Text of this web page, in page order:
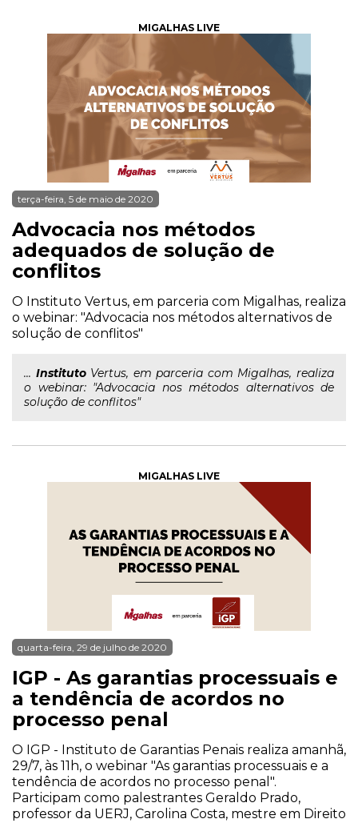
MIGALHAS LIVE
terça-feira, 5 de maio de 2020
Advocacia nos métodos
adequados de solução de
conflitos
O Instituto Vertus, em parceria com Migalhas, realiza
o webinar: "Advocacia nos métodos alternativos de
solução de conflitos"
... InstitutoVertus, em parceria com Migalhas, realiza
o webinar: "Advocacia nos métodos alternativos de
solução de conflitos"
MIGALHAS LIVE
quarta-feira, 29 de julho de 2020
IGP - As garantias processuais e
a tendência de acordos no
processo penal
O IGP - Instituto de Garantias Penais realiza amanhã,
29/7, às 11h, o webinar "As garantias processuais e a
tendência de acordos no processo penal".
Participam como palestrantes Geraldo Prado,
professor da UERJ, Carolina Costa, mestre em Direito